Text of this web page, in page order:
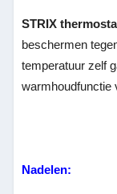
STRIX
beschermen
temperatuur zelf
warmhoudfunctie
Nadelen: